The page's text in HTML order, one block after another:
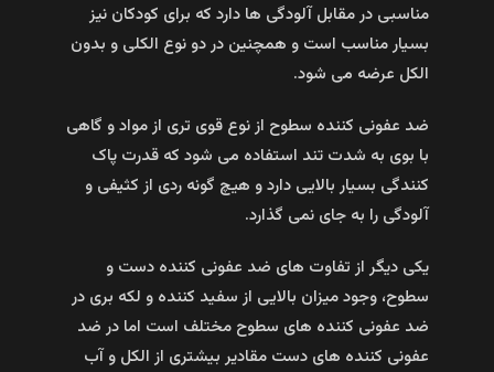
مناسبی در مقابل آلودگی ها دارد که برای کودکان نیز
بسیار مناسب است و همچنین در دو نوع الکلی و بدون
الکل عرضه می شود.
ضد عفونی کننده سطوح از نوع قوی تری از مواد و گاهی
با بوی به شدت تند استفاده می شود که قدرت پاک
کنندگی بسیار بالایی دارد و هیچ گونه ردی از کثیفی و
آلودگی را به جای نمی گذارد.
یکی دیگر از تفاوت های ضد عفونی کننده دست و
سطوح، وجود میزان بالایی از سفید کننده و لکه بری در
ضد عفونی کننده های سطوح مختلف است اما در ضد
عفونی کننده های دست مقادیر بیشتری از الکل و آب